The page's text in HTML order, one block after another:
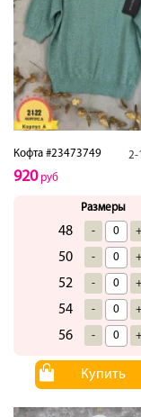
Кофта #23473749 2-
920руб
Размеры
48 -
50 -
52 -
54 -
56 -
Купить